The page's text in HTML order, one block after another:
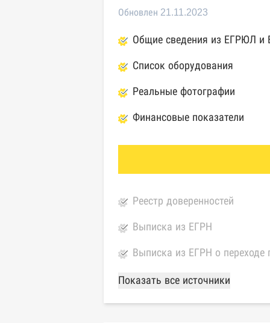
Обновлен 21.11.2023
Общие сведения из ЕГРЮЛ и
Список оборудования
Реальные фотографии
Финансовые показатели
Реестр доверенностей
Выписка из ЕГРН
Выписка из ЕГРН о переходе
База Росстата
Реестры ЕГРЮЛ и ЕГРИП
Показать все источники